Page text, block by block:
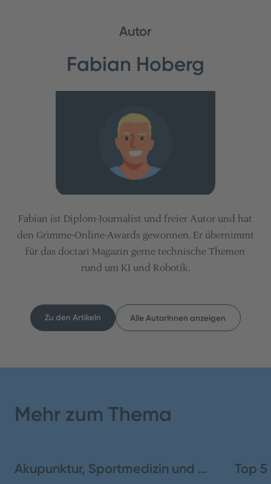
Autor
Fabian Hoberg
Fabian ist Diplom-Journalist und freier Autor und hat
den Grimme-Online-Awards gewonnen. Er übernimmt
für das doctari Magazin gerne technische Themen
rund um KI und Robotik.
Zu den Artikeln Alle AutorInnen anzeigen
1. Umfrageergebnisse im Detail
3. Drohen Schließungen von Standorten und
Mehr zum Thema
Akupunktur, Sportmedizin und Co. Top